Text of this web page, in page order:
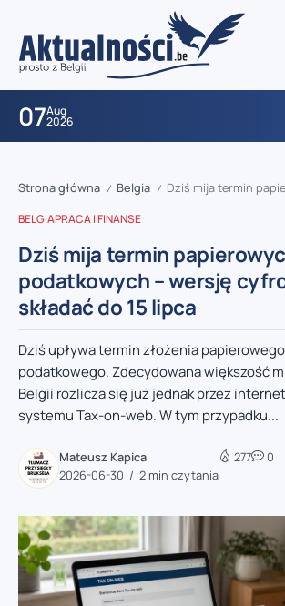
07Aug
2026
Strona główna / Belgia / Dziś mija termin papierowych zeznań podatkowych
BELGIAPRACA I FINANSE
Dziś mija termin
podatkowych – wersję
składać do 15 lipca
Dziś upływa termin złożenia
podatkowego. Zdecydowana większość
Belgii rozlicza się już jednak przez
systemu Tax-on-web. W tym przypadku...
Mateusz Kapica
2026-06-30
2 min czytania
277 0